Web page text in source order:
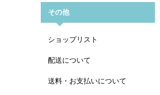
その他
ショップリスト
配送について
送料・お支払いについて